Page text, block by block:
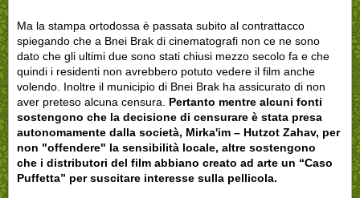
Ma la stampa ortodossa è passata subito al contrattacco
spiegando che a Bnei Brak di cinematografi non ce ne sono
dato che gli ultimi due sono stati chiusi mezzo secolo fa e che
quindi i residenti non avrebbero potuto vedere il film anche
volendo. Inoltre il municipio di Bnei Brak ha assicurato di non
aver preteso alcuna censura. Pertanto mentre alcuni fonti
sostengono che la decisione di censurare è stata presa
autonomamente dalla società, Mirka'im – Hutzot Zahav, per
non "offendere" la sensibilità locale, altre sostengono
che i distributori del film abbiano creato ad arte un “Caso
Puffetta” per suscitare interesse sulla pellicola.